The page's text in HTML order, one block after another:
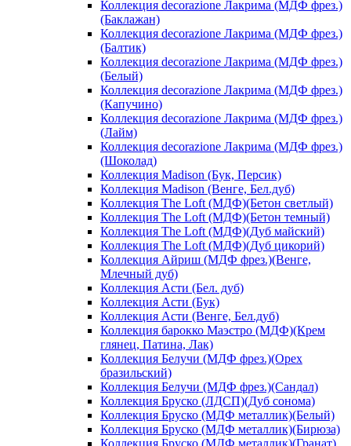
Коллекция decorazione Лакрима (МДФ фрез.)
(Баклажан)
Коллекция decorazione Лакрима (МДФ фрез.)
(Балтик)
Коллекция decorazione Лакрима (МДФ фрез.)
(Белый)
Коллекция decorazione Лакрима (МДФ фрез.)
(Капучино)
Коллекция decorazione Лакрима (МДФ фрез.)
(Лайм)
Коллекция decorazione Лакрима (МДФ фрез.)
(Шоколад)
Коллекция Madison (Бук, Персик)
Коллекция Madison (Венге, Бел.дуб)
Коллекция The Loft (МДФ)(Бетон светлый)
Коллекция The Loft (МДФ)(Бетон темный)
Коллекция The Loft (МДФ)(Дуб майский)
Коллекция The Loft (МДФ)(Дуб цикорий)
Коллекция Айриш (МДФ фрез.)(Венге,
Млечный дуб)
Коллекция Асти (Бел. дуб)
Коллекция Асти (Бук)
Коллекция Асти (Венге, Бел.дуб)
Коллекция барокко Маэстро (МДФ)(Крем
глянец, Патина, Лак)
Коллекция Белучи (МДФ фрез.)(Орех
бразильский)
Коллекция Белучи (МДФ фрез.)(Сандал)
Коллекция Бруско (ЛДСП)(Дуб сонома)
Коллекция Бруско (МДФ металлик)(Белый)
Коллекция Бруско (МДФ металлик)(Бирюза)
Коллекция Бруско (МДФ металлик)(Гранат)